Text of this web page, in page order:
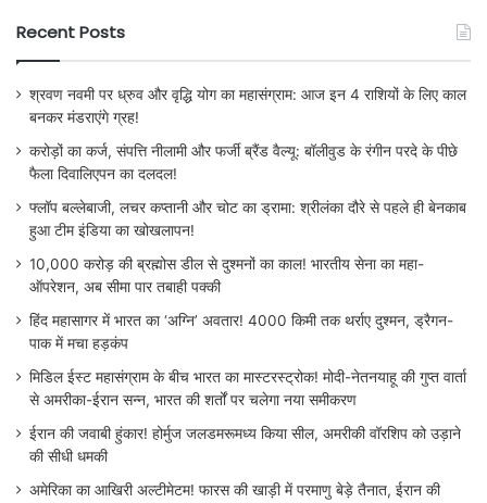
Recent Posts
श्रवण नवमी पर ध्रुव और वृद्धि योग का महासंग्राम: आज इन 4 राशियों के लिए काल
बनकर मंडराएंगे ग्रह!
करोड़ों का कर्ज, संपत्ति नीलामी और फर्जी ब्रैंड वैल्यू: बॉलीवुड के रंगीन परदे के पीछे
फैला दिवालिएपन का दलदल!
फ्लॉप बल्लेबाजी, लचर कप्तानी और चोट का ड्रामा: श्रीलंका दौरे से पहले ही बेनकाब
हुआ टीम इंडिया का खोखलापन!
10,000 करोड़ की ब्रह्मोस डील से दुश्मनों का काल! भारतीय सेना का महा-
ऑपरेशन, अब सीमा पार तबाही पक्की
हिंद महासागर में भारत का ‘अग्नि’ अवतार! 4000 किमी तक थर्राए दुश्मन, ड्रैगन-
पाक में मचा हड़कंप
मिडिल ईस्ट महासंग्राम के बीच भारत का मास्टरस्ट्रोक! मोदी-नेतनयाहू की गुप्त वार्ता
से अमरीका-ईरान सन्न, भारत की शर्तों पर चलेगा नया समीकरण
ईरान की जवाबी हुंकार! होर्मुज जलडमरूमध्य किया सील, अमरीकी वॉरशिप को उड़ाने
की सीधी धमकी
अमेरिका का आखिरी अल्टीमेटम! फारस की खाड़ी में परमाणु बेड़े तैनात, ईरान की